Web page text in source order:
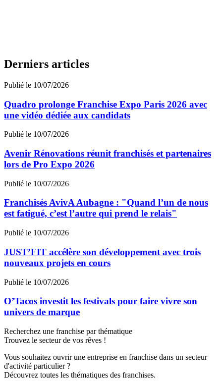
Derniers articles
Publié le 10/07/2026
Quadro prolonge Franchise Expo Paris 2026 avec
une vidéo dédiée aux candidats
Publié le 10/07/2026
Avenir Rénovations réunit franchisés et partenaires
lors de Pro Expo 2026
Publié le 10/07/2026
Franchisés AvivA Aubagne : "Quand l’un de nous
est fatigué, c’est l’autre qui prend le relais"
Publié le 10/07/2026
JUST’FIT accélère son développement avec trois
nouveaux projets en cours
Publié le 10/07/2026
O’Tacos investit les festivals pour faire vivre son
univers de marque
Recherchez une franchise par thématique
Trouvez le secteur de vos rêves !
Vous souhaitez ouvrir une entreprise en franchise dans un secteur
d'activité particulier ?
Découvrez toutes les thématiques des franchises.